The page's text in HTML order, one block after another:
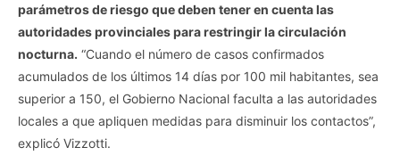
parámetros de riesgo que deben tener en cuenta las
autoridades provinciales para restringir la circulación
nocturna. “Cuando el número de casos confirmados
acumulados de los últimos 14 días por 100 mil habitantes, sea
superior a 150, el Gobierno Nacional faculta a las autoridades
locales a que apliquen medidas para disminuir los contactos”,
explicó Vizzotti.